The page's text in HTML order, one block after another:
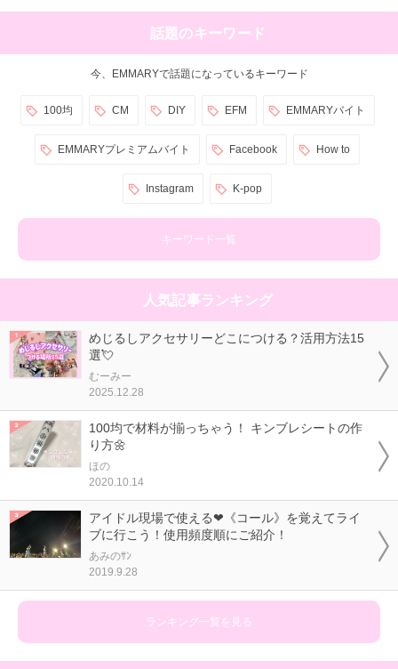
話題のキーワード
今、EMMARYで話題になっているキーワード
100均 CM DIY EFM EMMARYバイト
EMMARYプレミアムバイト Facebook How to
Instagram K-pop
キーワード一覧
人気記事ランキング
めじるしアクセサリーどこにつける？活用方法15
選💘
むーみー
2025.12.28
100均で材料が揃っちゃう！ キンブレシートの作
り方🌼
ほの
2020.10.14
アイドル現場で使える❤《コール》を覚えてライ
ブに行こう！使用頻度順にご紹介！
あみのｻﾝ
2019.9.28
ランキング一覧を見る